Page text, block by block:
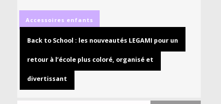
Accessoires enfants
Back to School : les nouveautés LEGAMI pour un
retour à l’école plus coloré, organisé et
divertissant